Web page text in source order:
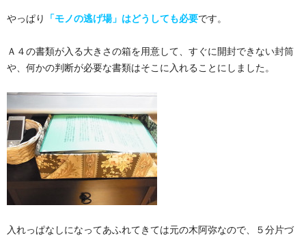
やっぱり 「モノの逃げ場」はどうしても必要です。
Ａ４の書類が入る大きさの箱を用意して、すぐに開封できない封筒
や、何かの判断が必要な書類はそこに入れることにしました。
入れっぱなしになってあふれてきては元の木阿弥なので、５分片づ